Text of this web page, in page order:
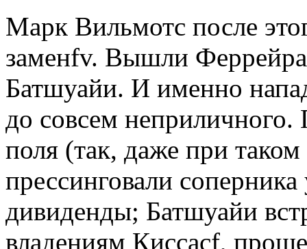
Марк Вильмотс после
заменfv. Вышли
Батшуайи. И именно
до совсем
поля (так, даже при
прессинговали
дивиденды; Батшуайи
владениям Киссасf,